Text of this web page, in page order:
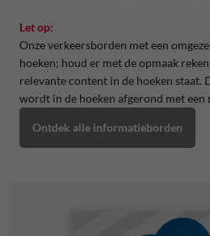
Let op:
Onze verkeersborden met een
hoeken; houd er met de opmaak
relevante content in de hoeken staat.
wordt in de hoeken afgerond met een
Ontdek alle informatieborden